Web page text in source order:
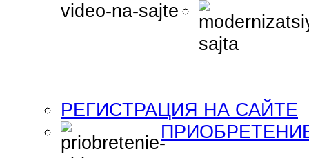
РЕГИСТРАЦИЯ НА САЙТЕ